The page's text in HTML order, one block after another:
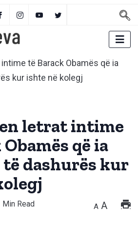
letrat intime
që ia
dashurës kur
Min Read A A